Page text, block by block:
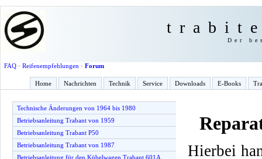
Der
FAQ· Reifenempfehlungen · Forum
Home Nachrichten Technik Service Downloads E-Books
Technische Änderungen von 1964 bis 1980
Betriebsanleitung Trabant von 1959
Betriebsanleitung Trabant P50
Betriebsanleitung Trabant von 1987
Betriebsanleitung für den Kübelwagen Trabant 601A
Hierbei